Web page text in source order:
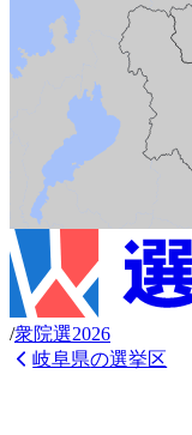
/衆院選2026
岐阜県の選挙区